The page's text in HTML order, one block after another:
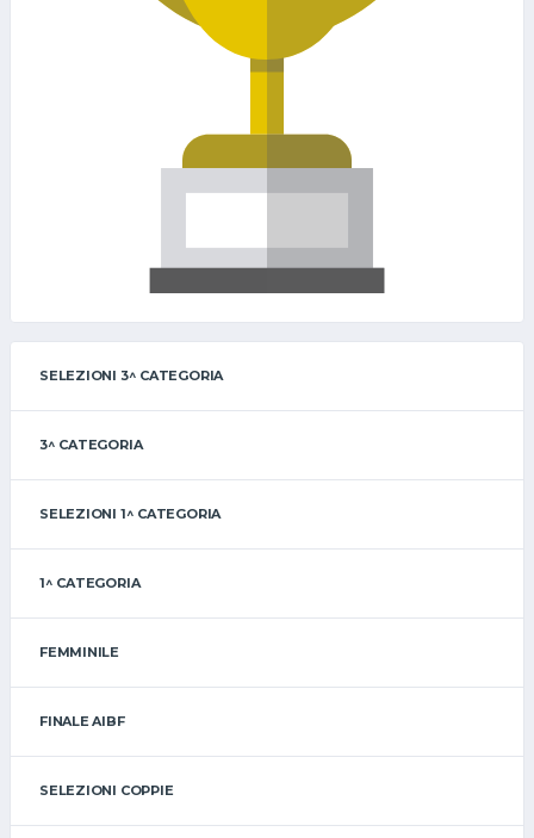
SELEZIONI 3^ CATEGORIA
3^ CATEGORIA
SELEZIONI 1^ CATEGORIA
1^ CATEGORIA
FEMMINILE
FINALE AIBF
SELEZIONI COPPIE